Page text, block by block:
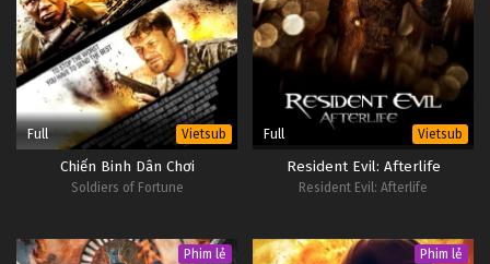
Full Vietsub
Chiến Binh Dân Chơi
Soldiers of Fortune
Full Vietsub
Resident Evil: Afterlife
Resident Evil: Afterlife
Phim lẻ Phim lẻ